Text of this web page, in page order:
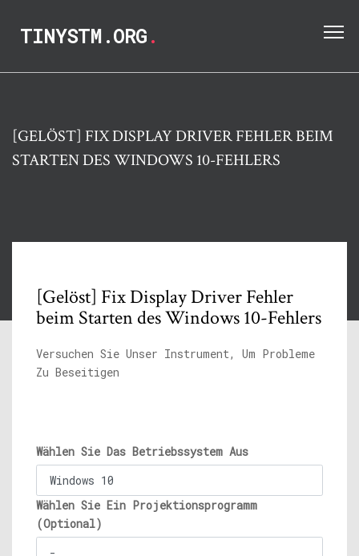
TINYSTM.ORG.
[GELÖST] FIX DISPLAY DRIVER FEHLER BEIM
STARTEN DES WINDOWS 10-FEHLERS
[Gelöst] Fix Display Driver Fehler
beim Starten des Windows 10-Fehlers
Versuchen Sie Unser Instrument, Um Probleme
Zu Beseitigen
Wählen Sie Das Betriebssystem Aus
Wählen Sie Ein Projektionsprogramm
(Optional)